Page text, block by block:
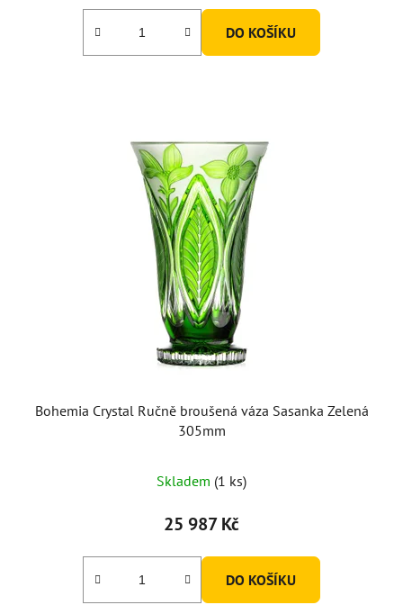
DO KOŠÍKU
Bohemia Crystal Ručně broušená váza Sasanka Zelená
305mm
Skladem (1 ks)
25 987 Kč
DO KOŠÍKU